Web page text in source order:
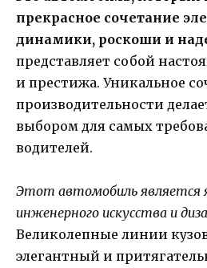
прекрасное сочетание
динамики, роскоши и
представляет собой
и престижа. Уникальное
производительности
выбором для самых
водителей.
Этот автомобиль является
инженерного искусства и
Великолепные линии
элегантный и